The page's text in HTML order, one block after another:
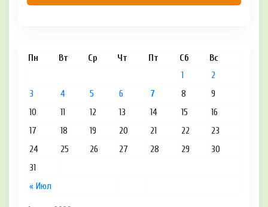
Пн Вт Ср Чт Пт Сб Вс
« Июл
1
2
3
4 5 6 7 8
9
10
11 12 13 14 15
16
17
18 19 20 21 22
23
24
25 26 27 28 29
30
31